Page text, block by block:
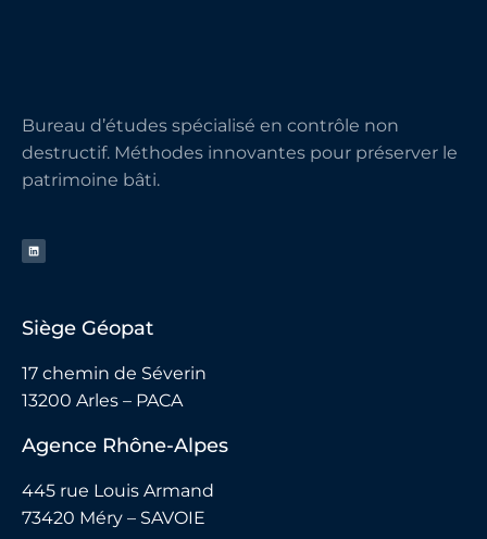
Bureau d’études spécialisé en contrôle non
destructif. Méthodes innovantes pour préserver le
patrimoine bâti.
Siège Géopat
17 chemin de Séverin
13200 Arles – PACA
Agence Rhône-Alpes
445 rue Louis Armand
73420 Méry – SAVOIE